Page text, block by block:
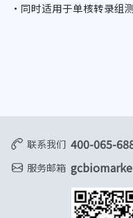
• 同时适用于单核转录组测
联系我们 400-065-
服务邮箱